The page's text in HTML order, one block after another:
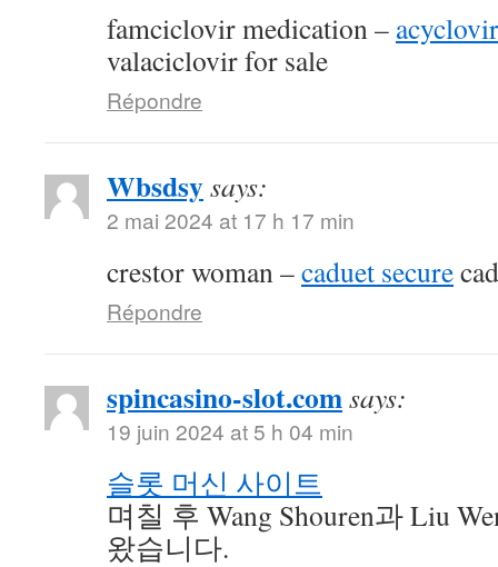
famciclovir medication –
valaciclovir for sale
Répondre
Wbsdsysays:
2 mai 2024 at 17 h 17 min
crestor woman –caduet secure
Répondre
spincasino-slot.comsays:
19 juin 2024 at 5 h 04 min
슬롯 머신 사이트
며칠 후 Wang Shouren과 Liu
왔습니다.